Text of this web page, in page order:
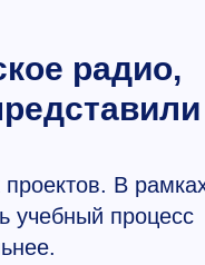
радио,
проектов. В
учебный процесс